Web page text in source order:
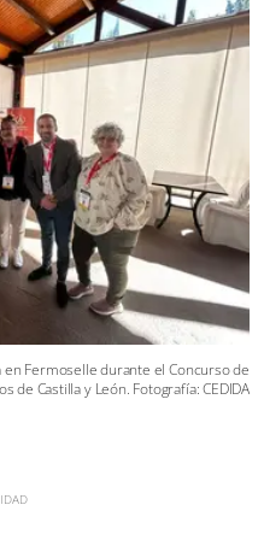
Fermoselle durante el Concurso de
de Castilla y León. Fotografía: CEDIDA